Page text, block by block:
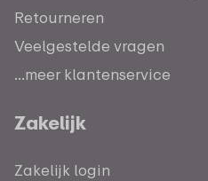
Retourneren
Veelgestelde vragen
...meer klantenservice
Zakelijk
Zakelijk login